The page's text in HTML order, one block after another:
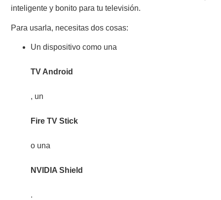
inteligente y bonito para tu televisión.
Para usarla, necesitas dos cosas:
Un dispositivo como una
TV Android
, un
Fire TV Stick
o una
NVIDIA Shield
.